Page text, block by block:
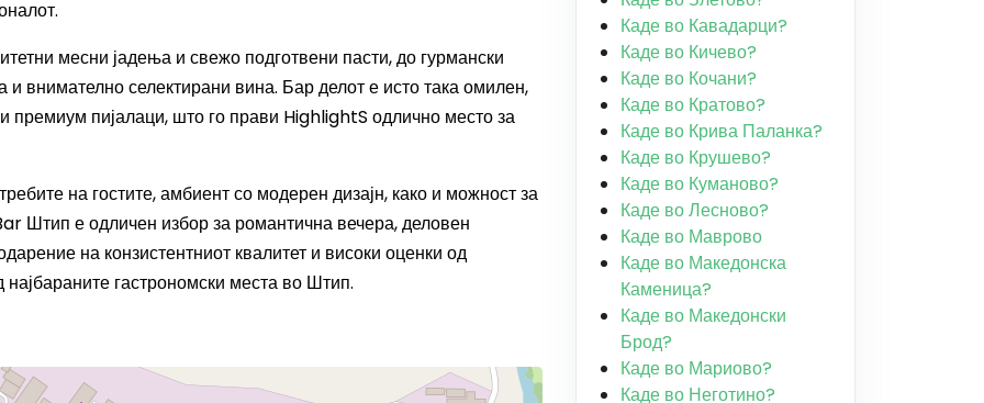
месни јадења и свежо подготвени пасти, до гурмански
и внимателно селектирани вина. Бар делот е исто така омилен,
премиум пијалаци, што го прави HighlightS одлично место за
на гостите, амбиент со модерен дизајн, како и можност за
Штип е одличен избор за романтична вечера, деловен
на конзистентниот квалитет и високи оценки од
најбараните гастрономски места во Штип.
Каде во Кавадарци?
Каде во Кичево?
Каде во Кочани?
Каде во Кратово?
Каде во Крива Паланка?
Каде во Крушево?
Каде во Куманово?
Каде во Лесново?
Каде во Маврово
Каде во Македонска
Каменица?
Каде во Македонски
Брод?
Каде во Мариово?
Каде во Неготино?